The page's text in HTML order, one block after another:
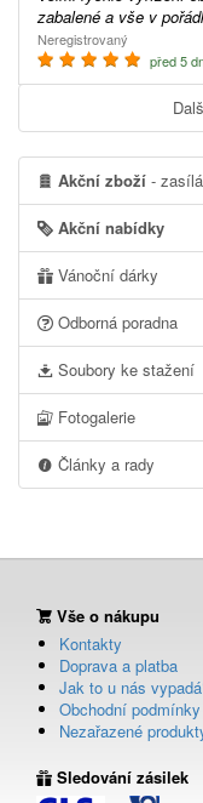
zabalené a vše v
Neregistrovaný
před 5
Akční zboží -
Akční nabídky
Vánoční dárky
Odborná poradna
Soubory ke stažení
Fotogalerie
Články a rady
Vše o nákupu
Kontakty
Doprava a platba
Jak to u nás
Obchodní podmínky
Nezařazené
Sledování zásilek